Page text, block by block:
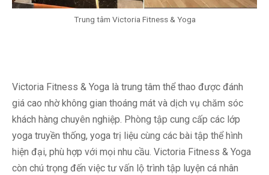
Trung tâm Victoria Fitness & Yoga
Victoria Fitness & Yoga là trung tâm thể thao được đánh
giá cao nhờ không gian thoáng mát và dịch vụ chăm sóc
khách hàng chuyên nghiệp. Phòng tập cung cấp các lớp
yoga truyền thống, yoga trị liệu cùng các bài tập thể hình
hiện đại, phù hợp với mọi nhu cầu. Victoria Fitness & Yoga
còn chú trọng đến việc tư vấn lộ trình tập luyện cá nhân